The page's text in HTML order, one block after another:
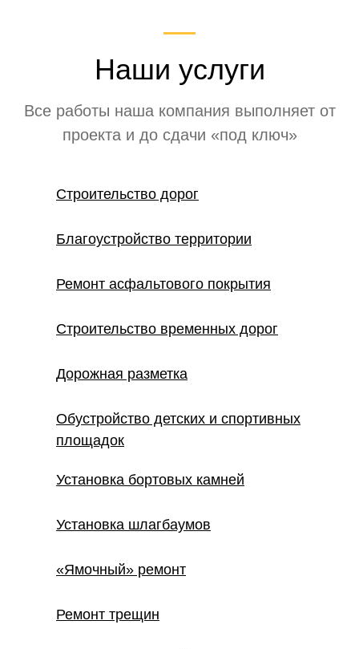
Наши услуги
Все работы наша компания выполняет от
проекта и до сдачи «под ключ»
Строительство дорог
Благоустройство территории
Ремонт асфальтового покрытия
Строительство временных дорог
Дорожная разметка
Обустройство детских и спортивных
площадок
Установка бортовых камней
Установка шлагбаумов
«Ямочный» ремонт
Ремонт трещин